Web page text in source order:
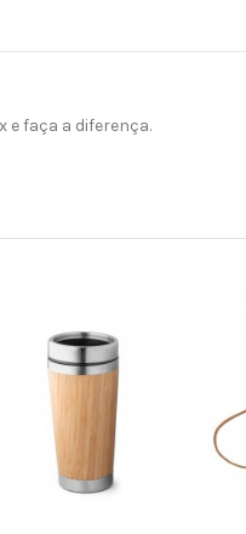
e faça a diferença.
Poliéster